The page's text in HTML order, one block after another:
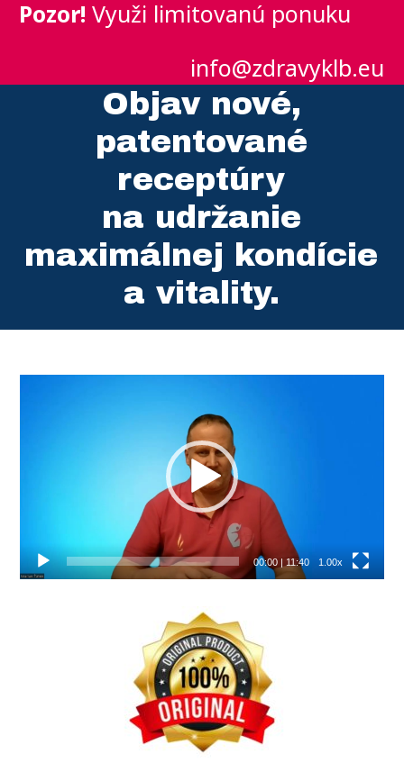
Pozor! Využi limitovanú ponuku
info@zdravyklb.eu
Objav nové,
patentované
receptúry
na udržanie
maximálnej kondície
a vitality.
00:00| 11:40 1.00x